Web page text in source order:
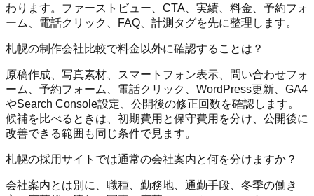
わります。ファーストビュー、CTA、実績、料金、予約フォ
ーム、電話クリック、FAQ、計測タグを先に整理します。
札幌の制作会社比較で料金以外に確認することは？
原稿作成、写真素材、スマートフォン表示、問い合わせフォ
ーム、予約フォーム、電話クリック、WordPress更新、GA4
やSearch Console設定、公開後の修正回数を確認します。
候補を比べるときは、初期費用と保守費用を分け、公開後に
改善できる範囲も同じ条件で見ます。
札幌の採用サイトでは通常の会社案内と何を分けますか？
会社案内とは別に、職種、勤務地、通勤手段、冬季の働き